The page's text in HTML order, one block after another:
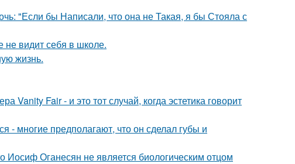
"Если бы Написали, что она не Такая, я бы Стояла с
не видит себя в школе.
жизнь.
Vanity Fair - и это тот случай, когда эстетика говорит
- многие предполагают, что он сделал губы и
Иосиф Оганесян не является биологическим отцом